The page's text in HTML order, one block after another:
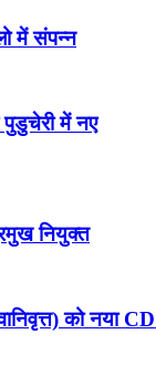
में संपन्न
में नए
नियुक्त
को नया